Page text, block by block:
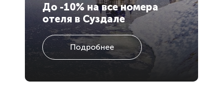
До -10% на все номера
отеля в Суздале
Подробнее